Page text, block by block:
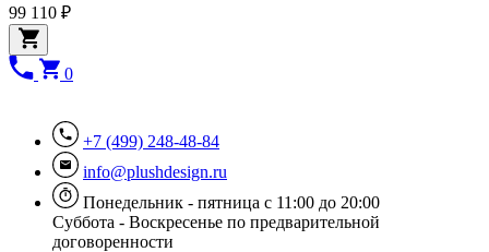
99 110 ₽
0
+7 (499) 248-48-84
info@plushdesign.ru
Понедельник - пятница с 11:00 до 20:00
Суббота - Воскресенье по предварительной
договоренности